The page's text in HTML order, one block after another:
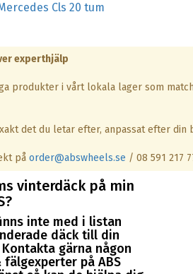
Cls 20 tum
experthjälp
produkter i vårt lokala lager som
det du letar efter, anpassat efter din
påorder@abswheels.se / 08 591 217
vinterdäck på min
inte med i listan
däck till din
Kontakta gärna någon
fälgexperter på ABS